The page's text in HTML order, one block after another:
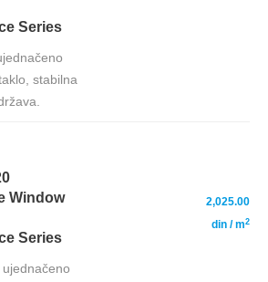
Series
stabilna
Window
Series
2,025.00
din / m2